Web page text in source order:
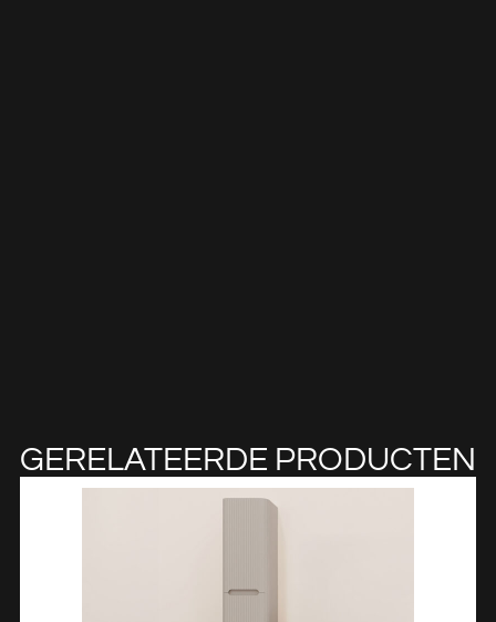
GERELATEERDE PRODUCTEN